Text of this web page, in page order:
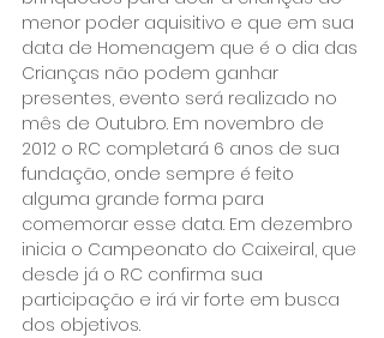
menor poder aquisitivo e que em sua
data de Homenagem que é o dia das
Crianças não podem ganhar
presentes, evento será realizado no
mês de Outubro. Em novembro de
2012 o RC completará 6 anos de sua
fundação, onde sempre é feito
alguma grande forma para
comemorar esse data. Em dezembro
inicia o Campeonato do Caixeiral, que
desde já o RC confirma sua
participação e irá vir forte em busca
dos objetivos.